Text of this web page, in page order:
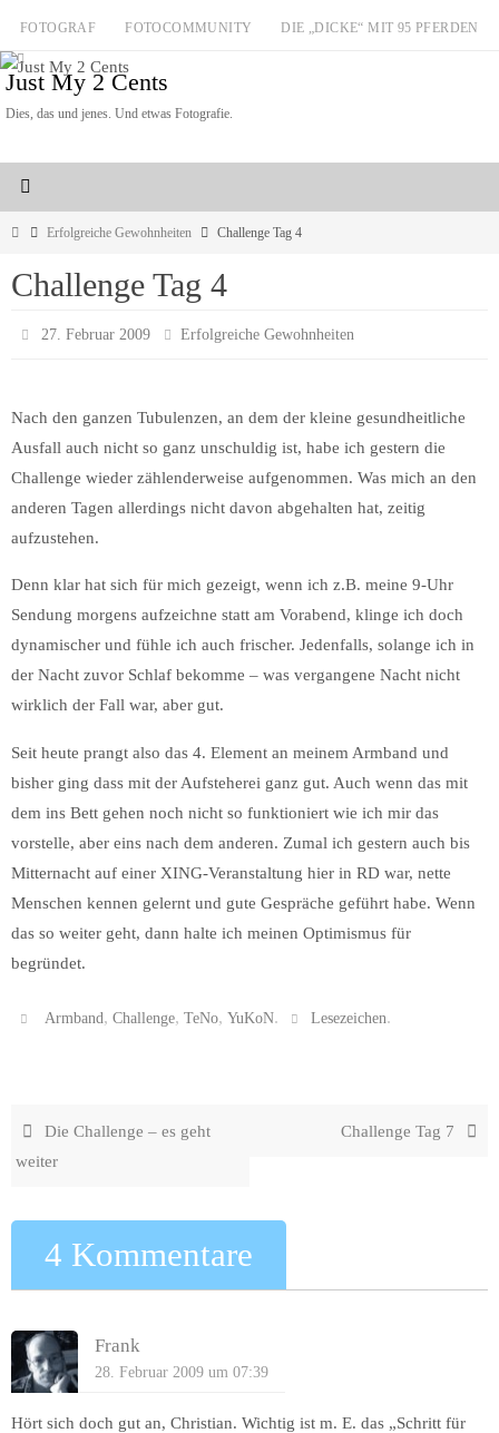
Zum
Inhalt
springen
FOTOGRAF FOTOCOMMUNITY DIE „DICKE“ MIT 95 PFERDEN
Just My 2 Cents
Dies, das und jenes. Und etwas Fotografie.
StartErfolgreiche Gewohnheiten Challenge Tag 4
Challenge Tag 4
27. Februar 2009 Erfolgreiche Gewohnheiten
Nach den ganzen Tubulenzen, an dem der kleine gesundheitliche
Ausfall auch nicht so ganz unschuldig ist, habe ich gestern die
Challenge wieder zählenderweise aufgenommen. Was mich an den
anderen Tagen allerdings nicht davon abgehalten hat, zeitig
aufzustehen.
Denn klar hat sich für mich gezeigt, wenn ich z.B. meine 9-Uhr
Sendung morgens aufzeichne statt am Vorabend, klinge ich doch
dynamischer und fühle ich auch frischer. Jedenfalls, solange ich in
der Nacht zuvor Schlaf bekomme – was vergangene Nacht nicht
wirklich der Fall war, aber gut.
Seit heute prangt also das 4. Element an meinem Armband und
bisher ging dass mit der Aufsteherei ganz gut. Auch wenn das mit
dem ins Bett gehen noch nicht so funktioniert wie ich mir das
vorstelle, aber eins nach dem anderen. Zumal ich gestern auch bis
Mitternacht auf einer XING-Veranstaltung hier in RD war, nette
Menschen kennen gelernt und gute Gespräche geführt habe. Wenn
das so weiter geht, dann halte ich meinen Optimismus für
begründet.
Armband ,Challenge,TeNo,YuKoN. Lesezeichen.
Die Challenge – es geht
weiter
Challenge Tag 7
4 Kommentare
Frank
28. Februar 2009 um 07:39
Hört sich doch gut an, Christian. Wichtig ist m. E. das „Schritt für